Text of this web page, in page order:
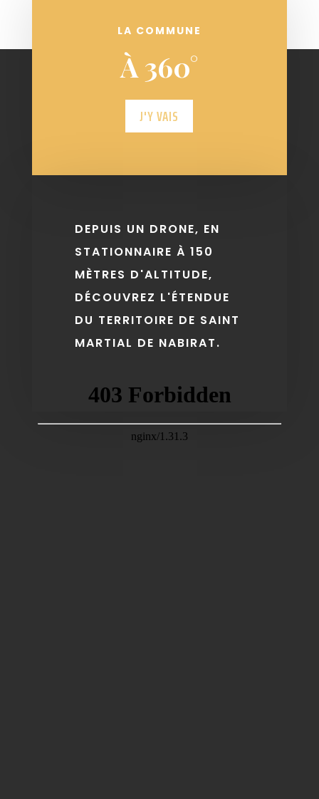
LA COMMUNE
À 360°
J'Y VAIS
DEPUIS UN DRONE, EN
STATIONNAIRE À 150
MÈTRES D'ALTITUDE,
DÉCOUVREZ L'ÉTENDUE
DU TERRITOIRE DE SAINT
MARTIAL DE NABIRAT.